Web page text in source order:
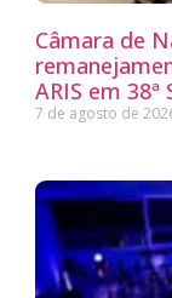
Câmara de
ARIS em 38ª
7 de agosto de